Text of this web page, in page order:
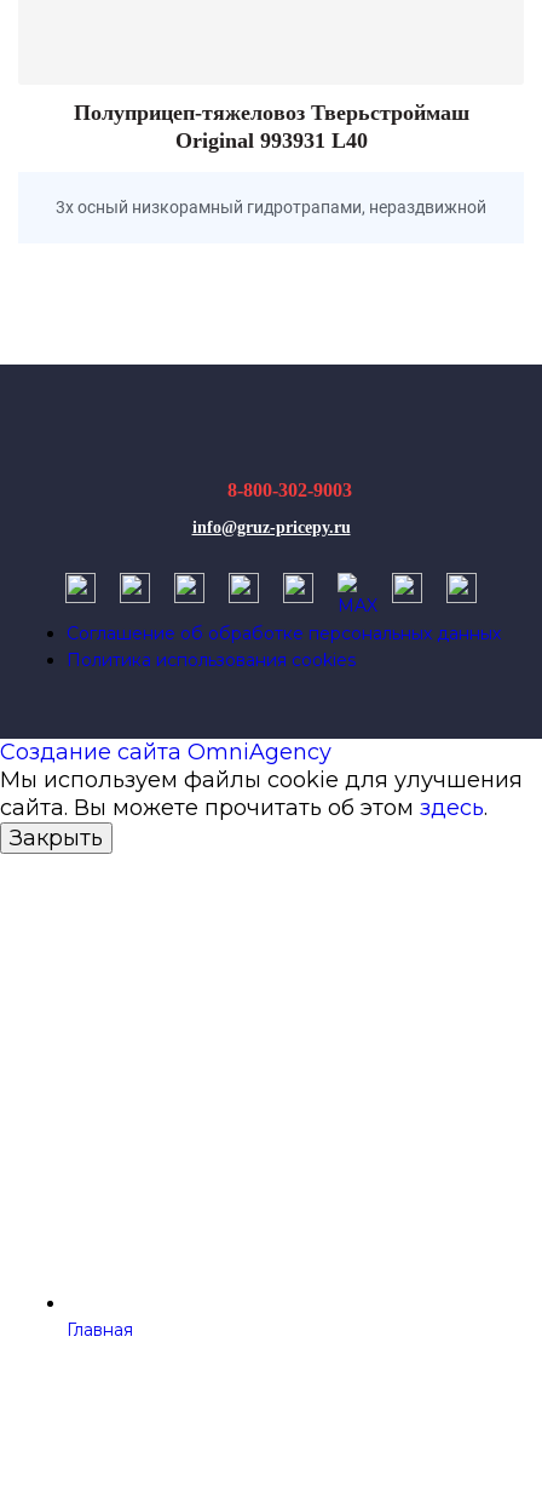
Полуприцеп-тяжеловоз Тверьстроймаш
Original 993931 L40
3х осный низкорамный гидротрапами, нераздвижной
8-800-302-9003
info@gruz-pricepy.ru
Соглашение об обработке персональных данных
Политика использования cookies
Создание сайта OmniAgency
Мы используем файлы cookie для улучшения
сайта. Вы можете прочитать об этом здесь.
Закрыть
Главная